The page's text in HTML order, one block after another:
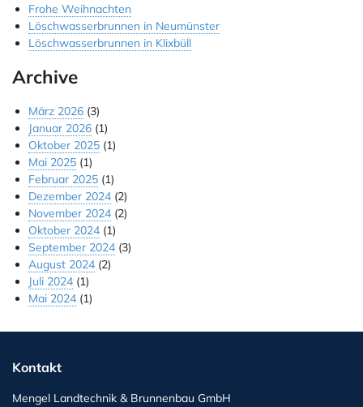
Frohe Weihnachten
Löschwasserbrunnen in Neumünster
Löschwasserbrunnen in Klixbüll
Archive
März 2026 (3)
Januar 2026 (1)
Oktober 2025 (1)
Mai 2025 (1)
Februar 2025 (1)
Dezember 2024 (2)
November 2024 (2)
Oktober 2024 (1)
September 2024 (3)
August 2024 (2)
Juli 2024 (1)
Mai 2024 (1)
Kontakt
Mengel Landtechnik & Brunnenbau GmbH